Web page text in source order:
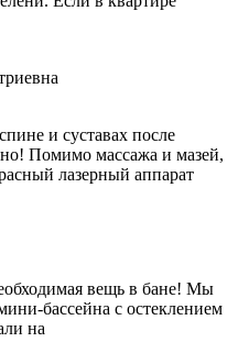
и суставах после
Помимо массажа и мазей,
лазерный аппарат
вещь в бане! Мы
бассейна с остеклением
на